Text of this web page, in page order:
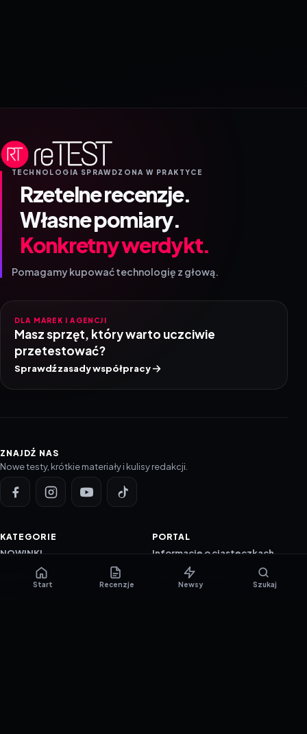
TECHNOLOGIA SPRAWDZONA W PRAKTYCE
Rzetelne recenzje.
Własne pomiary.
Konkretny werdykt.
Pomagamy kupować technologię z głową.
DLA MAREK I AGENCJI
Masz sprzęt, który warto uczciwie
przetestować?
Sprawdź zasady współpracy
ZNAJDŹ NAS
Nowe testy, krótkie materiały i kulisy redakcji.
KATEGORIE
NOWINKI
PORADNIKI
PORTAL
Informacje o ciasteczkach
Polityka prywatności
Start Recenzje Newsy Szukaj